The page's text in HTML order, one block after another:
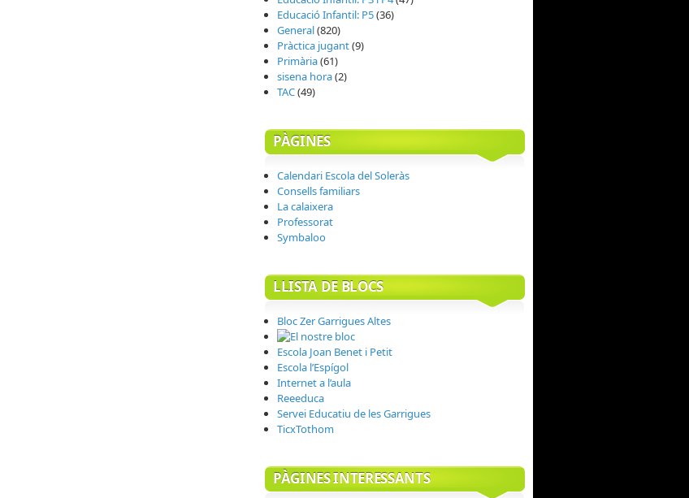
Educació Infantil: P5(36)
General(820)
Pràctica jugant(9)
Primària(61)
sisena hora(2)
TAC(49)
PÀGINES
Calendari Escola del Soleràs
Consells familiars
La calaixera
Professorat
Symbaloo
LLISTA DE BLOCS
Bloc Zer Garrigues Altes
Escola Joan Benet i Petit
Escola l’Espígol
Internet a l’aula
Reeeduca
Servei Educatiu de les Garrigues
TicxTothom
PÀGINES INTERESSANTS